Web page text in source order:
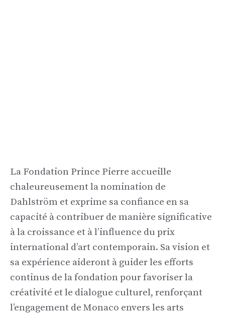
La Fondation Prince Pierre accueille
chaleureusement la nomination de
Dahlström et exprime sa confiance en sa
capacité à contribuer de manière significative
à la croissance et à l’influence du prix
international d’art contemporain. Sa vision et
sa expérience aideront à guider les efforts
continus de la fondation pour favoriser la
créativité et le dialogue culturel, renforçant
l’engagement de Monaco envers les arts